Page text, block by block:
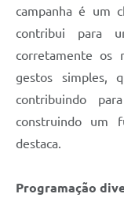
campanha é um
contribui para
corretamente os
gestos simples,
contribuindo
construindo um
destaca.
Programação